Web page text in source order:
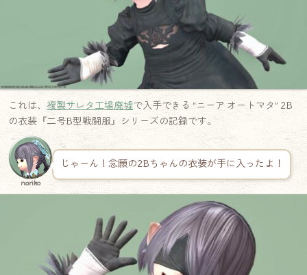
これは、 複製サレタ工場廃墟で入手できる “ニーア オートマタ” 2B
の衣装『二号B型戦闘服』シリーズの記録です。
noriko
じゃーん！念願の2Bちゃんの衣装が手に入ったよ！